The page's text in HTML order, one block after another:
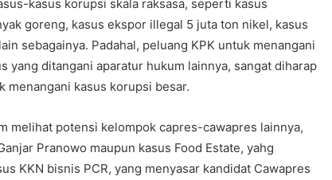
kasus korupsi skala raksasa, seperti kasus
goreng, kasus ekspor illegal 5 juta ton nikel, kasus
sebagainya. Padahal, peluang KPK untuk menangani
yang ditangani aparatur hukum lainnya, sangat diharap
menangani kasus korupsi besar.
melihat potensi kelompok capres-cawapres lainnya,
Pranowo maupun kasus Food Estate, yahg
KKN bisnis PCR, yang menyasar kandidat Cawapres